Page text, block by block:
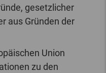
gesetzlicher
aus Gründen der
Union
zu den